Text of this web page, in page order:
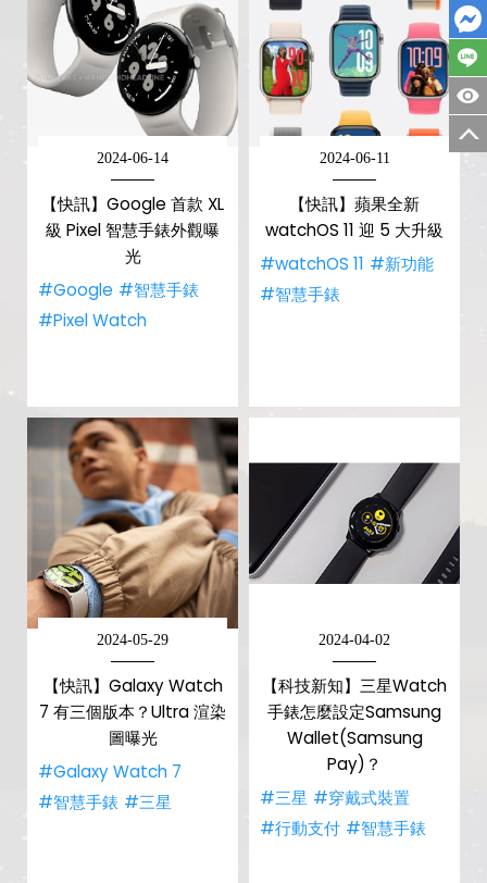
2024-06-14
【快訊】Google 首款 XL
級 Pixel 智慧手錶外觀曝
光
#Google #智慧手錶
#Pixel Watch
2024-06-11
【快訊】蘋果全新
watchOS 11 迎 5 大升級
#watchOS 11 #新功能
#智慧手錶
2024-05-29
【快訊】Galaxy Watch
7 有三個版本？Ultra 渲染
圖曝光
#Galaxy Watch 7
#智慧手錶 #三星
2024-04-02
【科技新知】三星Watch
手錶怎麼設定Samsung
Wallet(Samsung
Pay)？
#三星 #穿戴式裝置
#行動支付 #智慧手錶